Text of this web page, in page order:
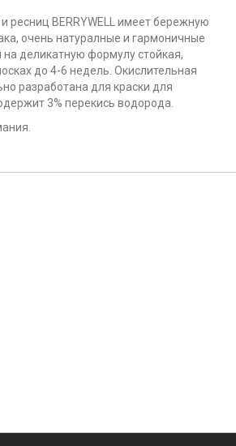
ресниц BERRYWELL имеет бережную
очень натуралные и гармоничные
на деликатную формулу стойкая,
до 4-6 недель. Окислительная
разработана для краски для
3% перекись водорода.